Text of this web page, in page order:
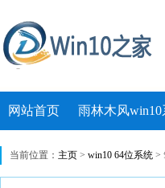
网站首页 雨林木风win10
当前位置： 主页 > win10 64位系统 >